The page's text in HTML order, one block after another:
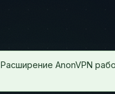
Расширение AnonVPN